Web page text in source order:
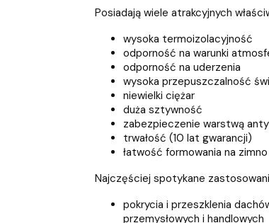
Posiadają wiele atrakcyjnych
wysoka termoizolacyjność
odporność na warunki
odporność na uderzenia
wysoka przepuszczalność
niewielki ciężar
duża sztywność
zabezpieczenie warstwą
trwałość (10 lat gwarancji)
łatwość formowania na
Najczęściej spotykane
pokrycia i przeszklenia
przemysłowych i handlowych